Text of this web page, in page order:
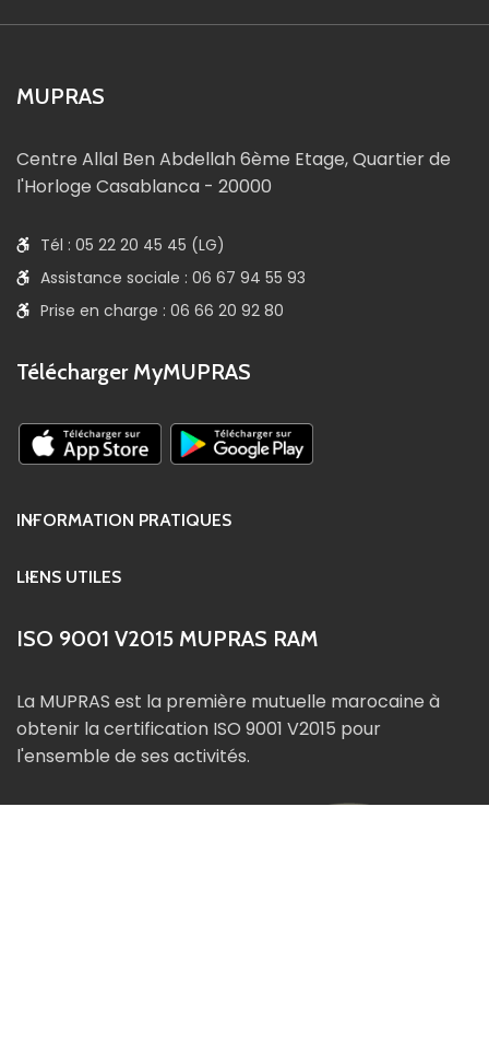
MUPRAS
Centre Allal Ben Abdellah 6ème Etage, Quartier de
l'Horloge Casablanca - 20000
Tél : 05 22 20 45 45 (LG)
Assistance sociale : 06 67 94 55 93
Prise en charge : 06 66 20 92 80
Télécharger MyMUPRAS
INFORMATION PRATIQUES
LIENS UTILES
ISO 9001 V2015 MUPRAS RAM
La MUPRAS est la première mutuelle marocaine à
obtenir la certification ISO 9001 V2015 pour
l'ensemble de ses activités.